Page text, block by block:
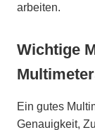
arbeiten.
Wichtige
Ein gutes
Genauigkeit,